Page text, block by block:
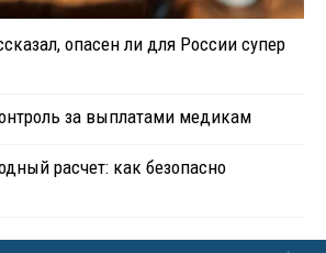
опасен ли для России супер
за выплатами медикам
расчет: как безопасно